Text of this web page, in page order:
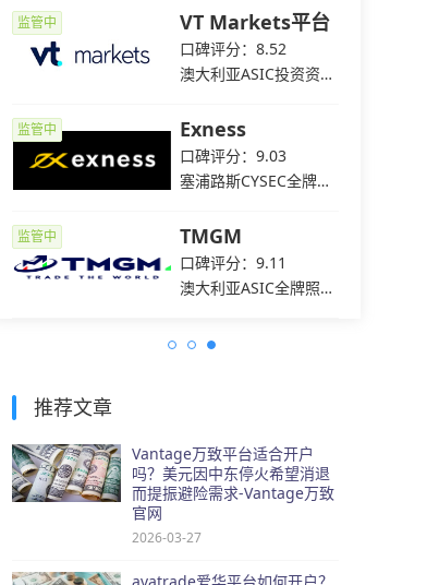
监管中 VT Markets平台
口碑评分：8.52
澳大利亚ASIC投资资讯
监管中 Exness
口碑评分：9.03
塞浦路斯CYSEC全牌照
监管中 TMGM
口碑评分：9.11
澳大利亚ASIC全牌照
推荐文章
Vantage万致平台适合开户
吗？美元因中东停火希望消退
而提振避险需求-Vantage万致
官网
2026-03-27